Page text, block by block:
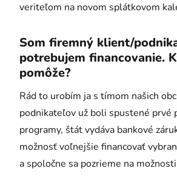
veriteľom na novom splátkovom
Som firemný klient/
potrebujem financovanie.
pomôže?
Rád to urobím ja s tímom našich
podnikateľov už boli spustené prvé
programy, štát vydáva bankové
možnosť voľnejšie financovať
a spoločne sa pozrieme na